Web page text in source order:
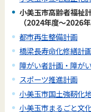
小美玉市高齢者福祉
（2024年度～2026年
都市再生整備計画
橋梁長寿命化修繕計
障がい者計画・障が
スポーツ推進計画
小美玉市国土強靭化
小美玉市まるごと文